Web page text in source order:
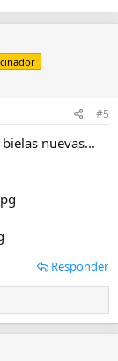
#5
nuevas...
Responder